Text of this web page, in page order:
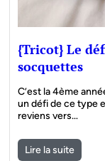
{Tricot} Le
socquettes
C’est la 4ème
un défi de ce type
reviens vers…
Lire la suite